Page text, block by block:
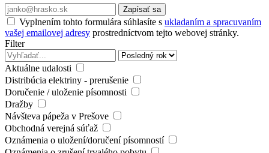
Zapísať sa
Vyplnením tohto formulára súhlasíte s ukladaním a spracuvaním
vašej emailovej adresy prostredníctvom tejto webovej stránky.
Filter
Aktuálne udalosti
Distribúcia elektriny - prerušenie
Doručenie / uloženie písomnosti
Dražby
Návšteva pápeža v Prešove
Obchodná verejná súťaž
Oznámenia o uložení/doručení písomností